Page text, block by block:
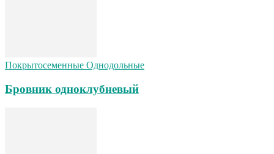
Покрытосеменные Однодольные
Бровник одноклубневый